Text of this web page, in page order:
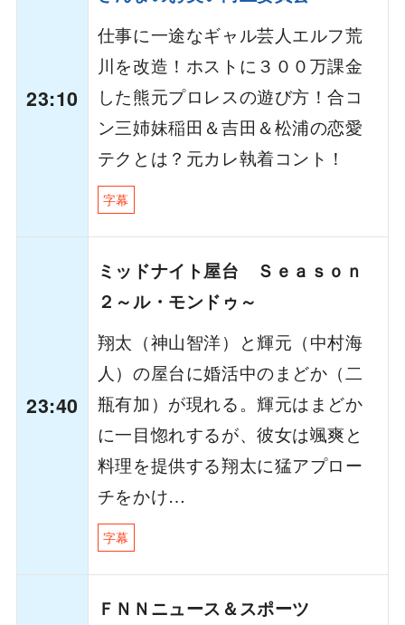
23:10
仕事に一途なギャル芸人エルフ荒
川を改造！ホストに３００万課金
した熊元プロレスの遊び方！合コ
ン三姉妹稲田＆吉田＆松浦の恋愛
テクとは？元カレ執着コント！
字幕
23:40
ミッドナイト屋台 Ｓｅａｓｏｎ
２～ル・モンドゥ～
翔太（神山智洋）と輝元（中村海
人）の屋台に婚活中のまどか（二
瓶有加）が現れる。輝元はまどか
に一目惚れするが、彼女は颯爽と
料理を提供する翔太に猛アプロー
チをかけ…
字幕
ＦＮＮニュース＆スポーツ